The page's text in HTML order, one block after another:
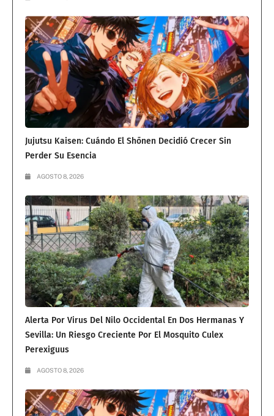
Jujutsu Kaisen: Cuándo El Shōnen Decidió Crecer Sin
Perder Su Esencia
AGOSTO 8, 2026
Alerta Por Virus Del Nilo Occidental En Dos Hermanas Y
Sevilla: Un Riesgo Creciente Por El Mosquito Culex
Perexiguus
AGOSTO 8, 2026